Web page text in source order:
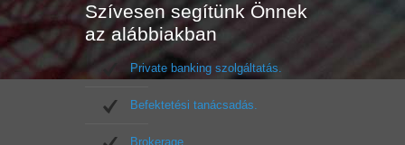
Szívesen segítünk Önnek
az alábbiakban
Private banking szolgáltatás.
Befektetési tanácsadás.
Brokerage.